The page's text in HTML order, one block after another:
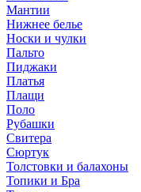
Мантии
Нижнее белье
Носки и чулки
Пальто
Пиджаки
Платья
Плащи
Поло
Рубашки
Свитера
Сюртук
Толстовки и балахоны
Топики и Бра